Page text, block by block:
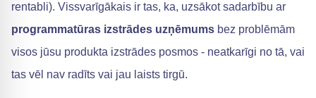
rentabli). Vissvarīgākais ir tas, ka, uzsākot sadarbību ar
programmatūras izstrādes uzņēmums bez problēmām
visos jūsu produkta izstrādes posmos - neatkarīgi no tā, vai
tas vēl nav radīts vai jau laists tirgū.